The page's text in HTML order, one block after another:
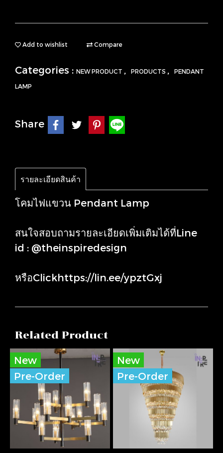
Add to wishlist Compare
Categories : NEW PRODUCT , PRODUCTS , PENDANT
LAMP
Share
รายละเอียดสินค้า
โคมไฟแขวน Pendant Lamp
สนใจสอบถามรายละเอียดเพิ่มเติมได้ที่Line
id : @theinspiredesign
หรือClickhttps://lin.ee/ypztGxj
Related Product
New
Pre-Order
New
Pre-Order